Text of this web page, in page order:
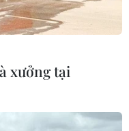
định sử dụng
cáo
xưởng tại